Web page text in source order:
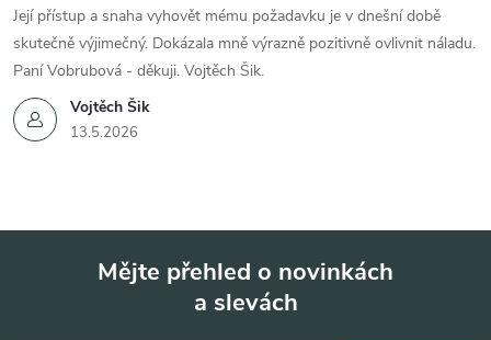
Vojtěch Šik
13.5.2026
Její přístup a snaha vyhovět mému požadavku je v dnešní době
skutečně výjimečný. Dokázala mně výrazně pozitivně ovlivnit náladu.
Paní Vobrubová - děkuji. Vojtěch Šik.
Mějte přehled o novinkách
a slevách